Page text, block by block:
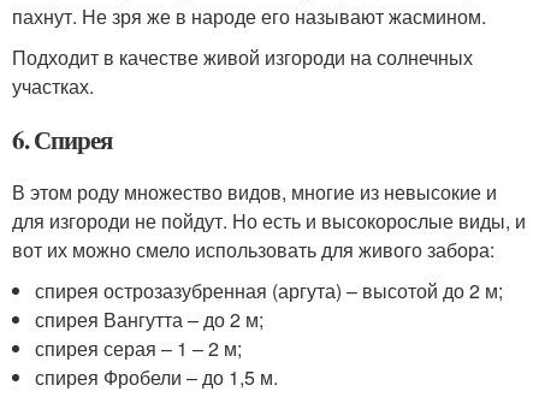
пахнут. Не зря же в народе его называют жасмином.
Подходит в качестве живой изгороди на солнечных
участках.
6. Спирея
В этом роду множество видов, многие из невысокие и
для изгороди не пойдут. Но есть и высокорослые виды, и
вот их можно смело использовать для живого забора:
спирея острозазубренная (аргута) – высотой до 2 м;
спирея Вангутта – до 2 м;
спирея серая – 1 – 2 м;
спирея Фробели – до 1,5 м.